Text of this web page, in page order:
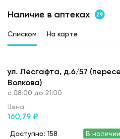
Наличие в аптеках 29
Списком На карте
ул. Лесгафта, д.6/57
Волкова)
с 08:00 до 21:00
Цена:
160,79 ₽
Доступно: 158 В